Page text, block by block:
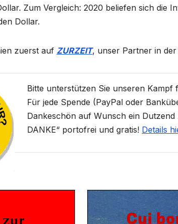
Zum Vergleich: 2020 beliefen sich die
Dollar.
zuerst auf ZURZEIT, unser Partner in der
Bitte unterstützen Sie unseren
Für jede Spende (PayPal oder
Dankeschön auf Wunsch ein
DANKE“ portofrei und gratis! Details